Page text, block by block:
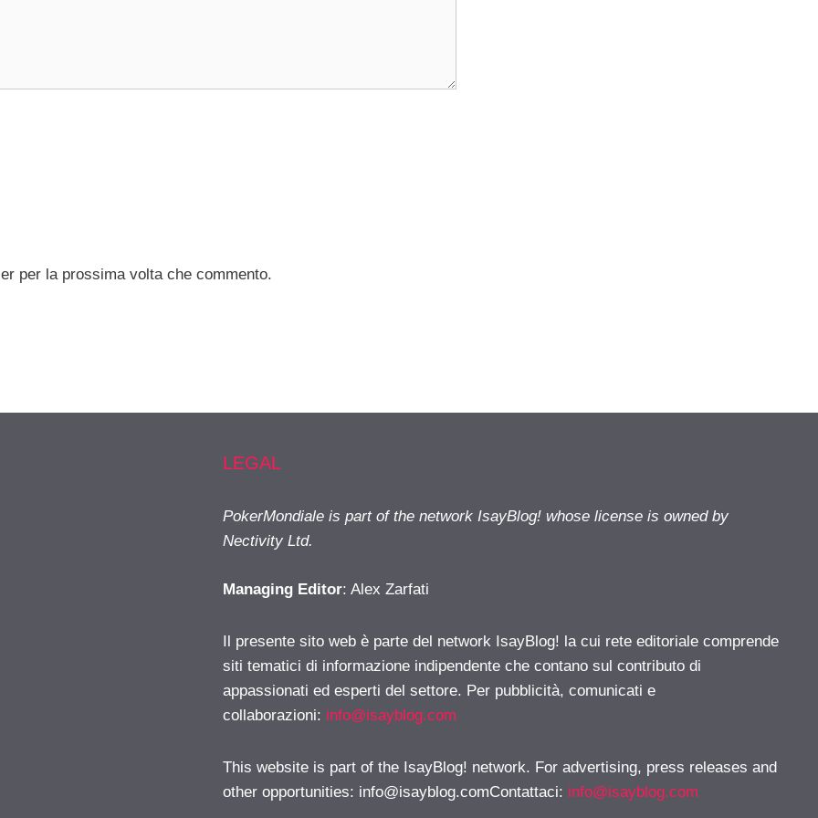
per la prossima volta che commento.
LEGAL
PokerMondiale is part of the network IsayBlog! whose license is owned by
Nectivity Ltd.
Managing Editor: Alex Zarfati
Il presente sito web è parte del network IsayBlog! la cui rete editoriale comprende
siti tematici di informazione indipendente che contano sul contributo di
appassionati ed esperti del settore. Per pubblicità, comunicati e
collaborazioni: info@isayblog.com
This website is part of the IsayBlog! network. For advertising, press releases and
other opportunities: info@isayblog.comContattaci: info@isayblog.com